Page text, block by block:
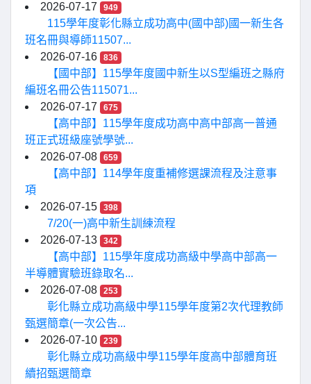
2026-07-17 949
115學年度彰化縣立成功高中(國中部)國一新生各
班名冊與導師11507...
2026-07-16
836
【國中部】115學年度國中新生以S型編班之縣府
編班名冊公告115071...
2026-07-17
675
【高中部】115學年度成功高中高中部高一普通
班正式班級座號學號...
2026-07-08
659
【高中部】114學年度重補修選課流程及注意事
項
2026-07-15
398
7/20(一)高中新生訓練流程
2026-07-13
342
【高中部】115學年度成功高級中學高中部高一
半導體實驗班錄取名...
2026-07-08
253
彰化縣立成功高級中學115學年度第2次代理教師
甄選簡章(一次公告...
2026-07-10
239
彰化縣立成功高級中學115學年度高中部體育班
續招甄選簡章